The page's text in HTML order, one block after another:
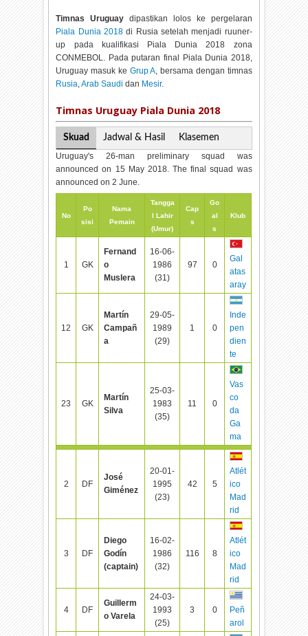
Timnas Uruguay dipastikan lolos ke pergelaran
Piala Dunia 2018 di Rusia setelah menjadi ruuner-
up pada kualifikasi Piala Dunia 2018 zona
CONMEBOL. Pada putaran final Piala Dunia 2018,
Uruguay masuk ke Grup A, bersama dengan timnas
Rusia,Arab Saudi dan Mesir.
Timnas Uruguay Piala Dunia 2018
Skuad Jadwal & Hasil
Klasemen
Uruguay's 26-man preliminary squad was
announced on 15 May 2018. The final squad was
announced on 2 June.
No
Po
sisi
Nama
Pemain
Tangga
l Lahir
(Umur)
Cap
s
Go
al
s
Klub
1 GK
Fernand
o
Muslera
16-06-
1986
(31)
97 0
Gal
atas
aray
12 GK
Martín
Campañ
a
29-05-
1989
(29)
1 0
Inde
pen
dien
te
23 GK
Martín
Silva
25-03-
1983
(35)
11 0
Vas
co
da
Ga
ma
2 DF
José
Giménez
20-01-
1995
(23)
42 5
Atlét
ico
Mad
rid
3 DF
Diego
Godín
(captain)
16-02-
1986
(32)
116 8
Atlét
ico
Mad
rid
4 DF
Guillerm
o Varela
24-03-
1993
(25)
3 0
Peñ
arol